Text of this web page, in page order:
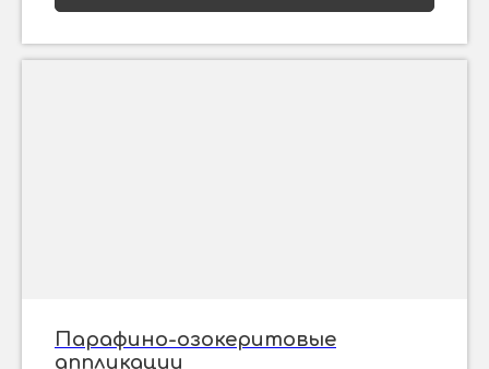
Парафино-озокеритовые
аппликации